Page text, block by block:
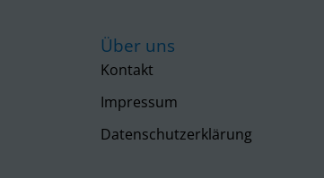
Über uns
Kontakt
Impressum
Datenschutzerklärung